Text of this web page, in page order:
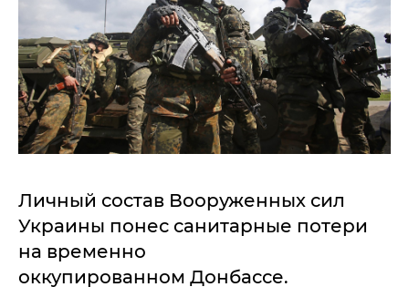
Личный состав Вооруженных сил
Украины понес санитарные потери
на временно
оккупированном Донбассе.